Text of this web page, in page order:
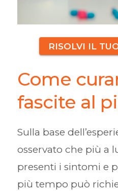
RISOLVI IL
Come
fascite al
Sulla base
osservato che più a
presenti i sintomi e
più tempo può